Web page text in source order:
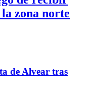
zona norte
de Alvear tras